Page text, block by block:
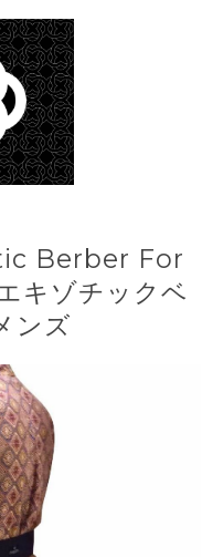
Berber For
キゾチックベ
ンズ